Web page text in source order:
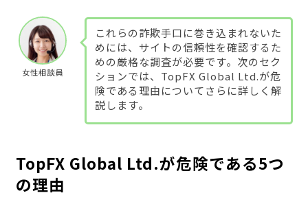
女性相談員
これらの詐欺手口に巻き込まれないた
めには、サイトの信頼性を確認するた
めの厳格な調査が必要です。次のセク
ションでは、TopFX Global Ltd.が危
険である理由についてさらに詳しく解
説します。
TopFX Global Ltd.が危険である5つ
の理由